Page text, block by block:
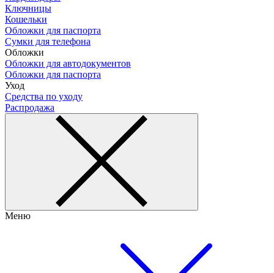
Ключницы
Кошельки
Обложки для паспорта
Сумки для телефона
Обложки
Обложки для автодокументов
Обложки для паспорта
Уход
Средства по уходу
Распродажа
Меню